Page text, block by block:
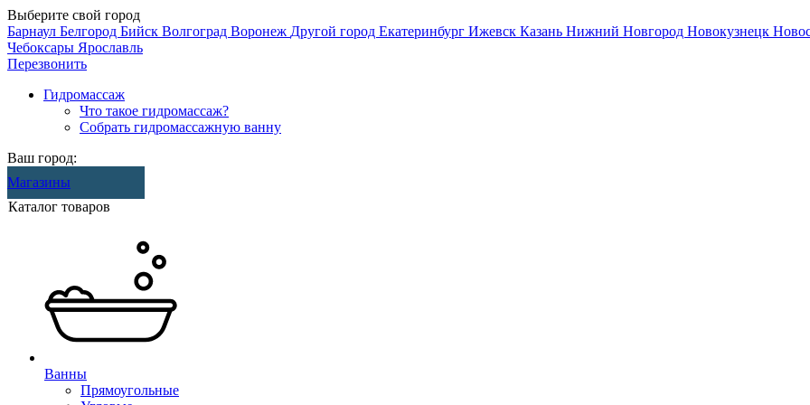
Выберите свой город
Барнаул Белгород Бийск Волгоград Воронеж Другой город Екатеринбург Ижевск Казань Нижний Новгород Новокузнецк
Чебоксары Ярославль
Перезвонить
Гидромассаж
Что такое гидромассаж?
Собрать гидромассажную ванну
Ваш город:
Магазины
Каталог товаров
Ванны
Прямоугольные